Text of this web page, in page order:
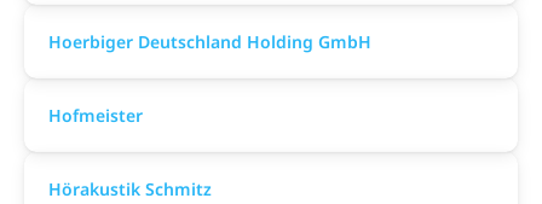
Hoerbiger Deutschland Holding GmbH
Hofmeister
Hörakustik Schmitz